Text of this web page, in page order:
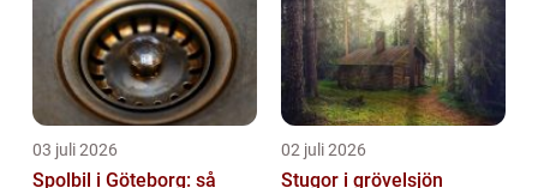
03 juli 2026
Spolbil i Göteborg: så
02 juli 2026
Stugor i grövelsjön